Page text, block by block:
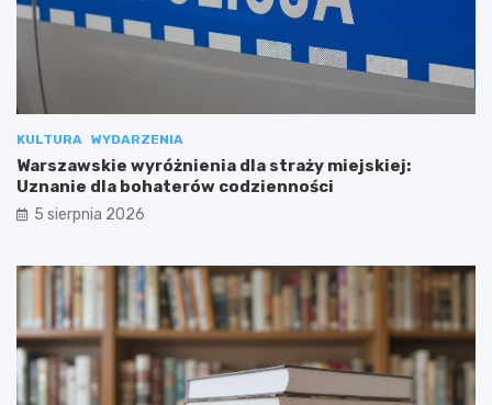
KULTURA WYDARZENIA
Warszawskie wyróżnienia dla straży miejskiej:
Uznanie dla bohaterów codzienności
5 sierpnia 2026